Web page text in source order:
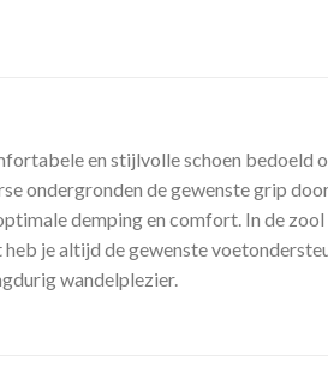
en stijlvolle schoen bedoeld
ondergronden de gewenste grip
demping en comfort. In de
je altijd de gewenste
wandelplezier.